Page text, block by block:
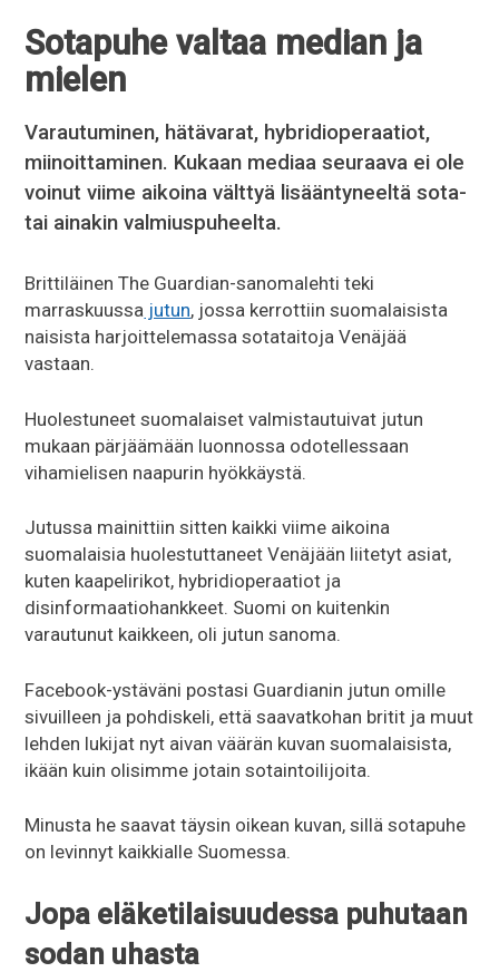
Sotapuhe valtaa median ja
mielen
Varautuminen, hätävarat, hybridioperaatiot,
miinoittaminen. Kukaan mediaa seuraava ei ole
voinut viime aikoina välttyä lisääntyneeltä sota-
tai ainakin valmiuspuheelta.
Brittiläinen The Guardian-sanomalehti teki
marraskuussa jutun, jossa kerrottiin suomalaisista
naisista harjoittelemassa sotataitoja Venäjää
vastaan.
Huolestuneet suomalaiset valmistautuivat jutun
mukaan pärjäämään luonnossa odotellessaan
vihamielisen naapurin hyökkäystä.
Jutussa mainittiin sitten kaikki viime aikoina
suomalaisia huolestuttaneet Venäjään liitetyt asiat,
kuten kaapelirikot, hybridioperaatiot ja
disinformaatiohankkeet. Suomi on kuitenkin
varautunut kaikkeen, oli jutun sanoma.
Facebook-ystäväni postasi Guardianin jutun omille
sivuilleen ja pohdiskeli, että saavatkohan britit ja muut
lehden lukijat nyt aivan väärän kuvan suomalaisista,
ikään kuin olisimme jotain sotaintoilijoita.
Minusta he saavat täysin oikean kuvan, sillä sotapuhe
on levinnyt kaikkialle Suomessa.
Jopa eläketilaisuudessa puhutaan
sodan uhasta